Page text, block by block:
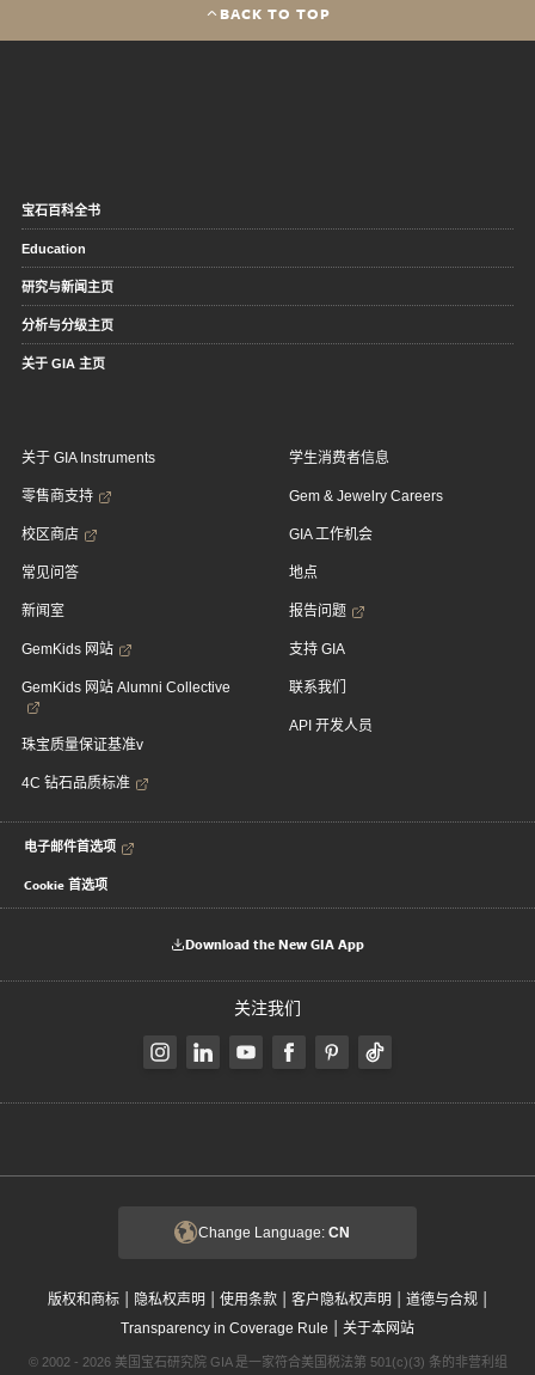
BACK TO TOP
宝石百科全书
Education
研究与新闻主页
分析与分级主页
关于 GIA 主页
关于 GIA Instruments
零售商支持
校区商店
常见问答
新闻室
GemKids 网站
GemKids 网站 Alumni Collective
珠宝质量保证基准v
4C 钻石品质标准
学生消费者信息
Gem & Jewelry Careers
GIA 工作机会
地点
报告问题
支持 GIA
联系我们
API 开发人员
电子邮件首选项
Cookie 首选项
Download the New GIA App
关注我们
Change Language: CN
版权和商标 | 隐私权声明 | 使用条款 | 客户隐私权声明 | 道德与合规 |
Transparency in Coverage Rule | 关于本网站
© 2002 - 2026 美国宝石研究院 GIA 是一家符合美国税法第 501(c)(3) 条的非营利组